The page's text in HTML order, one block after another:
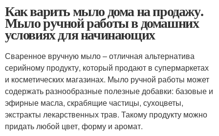
Как варить мыло дома на продажу.
Мыло ручной работы в домашних
условиях для начинающих
Сваренное вручную мыло – отличная альтернатива
серийному продукту, который продают в супермаркетах
и косметических магазинах. Мыло ручной работы может
содержать разнообразные полезные добавки: базовые и
эфирные масла, скрабящие частицы, сухоцветы,
экстракты лекарственных трав. Такому продукту можно
придать любой цвет, форму и аромат.